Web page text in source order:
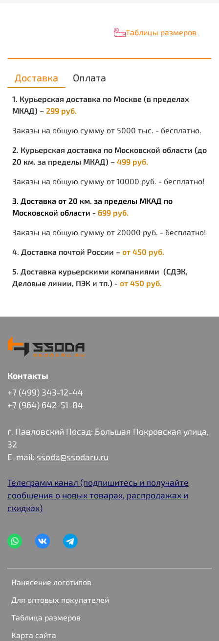
Синтепон 150 гр/м.кв
Подкладка:
100% п/э
Объем: 0.0016
Вес изделия:
Таблицы размеров
Доставка Оплата
1. Курьерская доставка по Москве (в пределах
МКАД) – 299 руб.
Заказы на общую сумму от 5000 тыс. - бесплатно.
2. Курьерская доставка по Московской области (до
20 км. за пределы МКАД) – 499 руб.
Заказы на общую сумму от 10000 руб. - бесплатно!
3. Доставка от 20 км. за пределы МКАД по
Московской области - 699 руб.
Заказы на общую сумму от 20000 руб. - бесплатно!
4. Доставка почтой России – от 450 руб.
5. Доставка курьерскими компаниями (СДЭК,
Деловые линии, ПЭК и тп.) - от 450 руб.
Нанесение логотипов
Для оптовых покупателей
Таблица размеров
Карта сайта
Контакты
+7 (499) 343-12-44
+7 (964) 642-51-84
г. Павловский Посад: Большая Покровская улица,
32
E-mail: ssoda@ssodaru.ru
Телеграмм канал (подпишитесь и получайте
сообщения о новых товарах, распродажах и
скидках)